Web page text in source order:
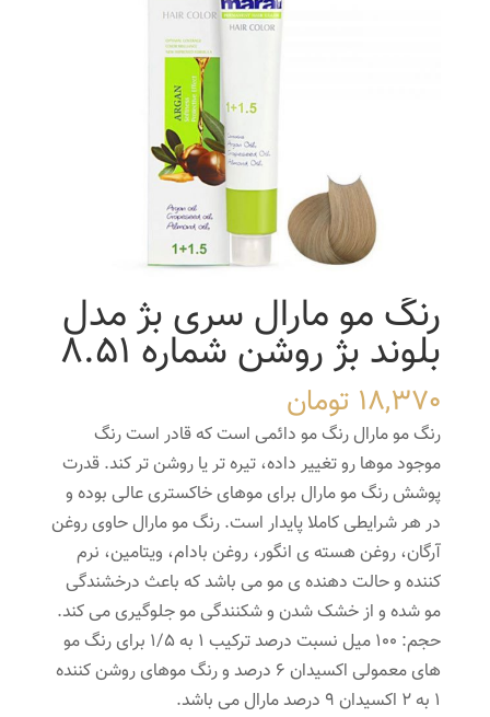
رنگ مو مارال سری بژ مدل
بلوند بژ روشن شماره 8.51
18,370 تومان
رنگ مو مارال رنگ مو دائمی است که قادر است رنگ
موجود موها رو تغییر داده، تیره تر یا روشن تر کند. قدرت
پوشش رنگ مو مارال برای موهای خاکستری عالی بوده و
در هر شرایطی کاملا پایدار است. رنگ مو مارال حاوی روغن
آرگان، روغن هسته ی انگور، روغن بادام، ویتامین، نرم
کننده و حالت دهنده ی مو می باشد که باعث درخشندگی
مو شده و از خشک شدن و شکنندگی مو جلوگیری می کند.
حجم: ۱۰۰ میل نسبت درصد ترکیب ۱ به ۱/۵ برای رنگ مو
های معمولی اکسیدان ۶ درصد و رنگ موهای روشن کننده
۱ به ۲ اکسیدان ۹ درصد مارال می باشد.